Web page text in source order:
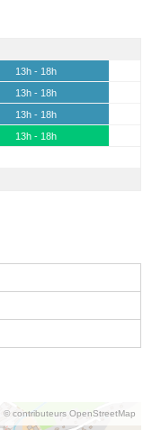
13h - 18h
13h - 18h
13h - 18h
13h - 18h
© contributeurs OpenStreetMap